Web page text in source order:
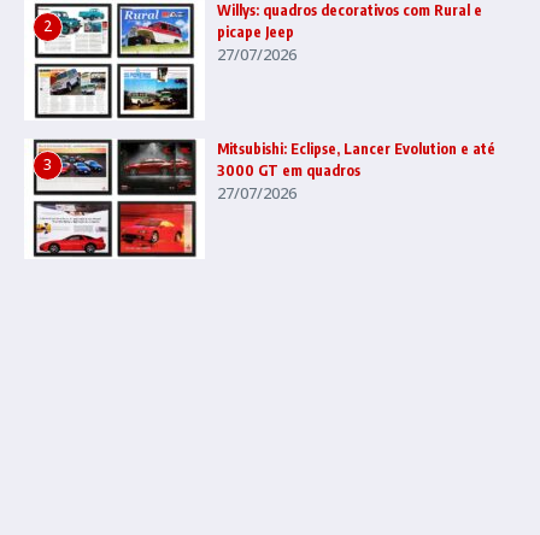
2
Willys: quadros decorativos com Rural e
picape Jeep
27/07/2026
3
Mitsubishi: Eclipse, Lancer Evolution e até
3000 GT em quadros
27/07/2026